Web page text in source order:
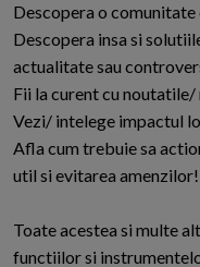
Descopera o comunitate
Descopera insa si
actualitate sau
Fii la curent cu
Vezi/ intelege impactul
Afla cum trebuie sa
util si evitarea amenzilor!
Toate acestea si multe
functiilor si